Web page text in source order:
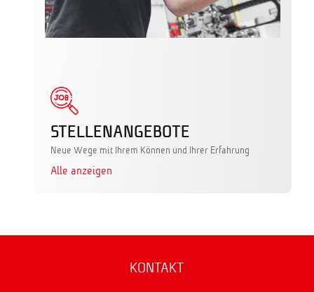
STELLENANGEBOTE
Neue Wege mit Ihrem Können und Ihrer Erfahrung
Alle anzeigen
KONTAKT